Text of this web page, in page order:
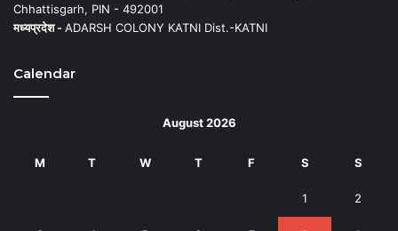
Chhattisgarh, PIN - 492001
मध्यप्रदेश -ADARSH COLONY KATNI Dist.-KATNI
Calendar
August 2026
M T W T F S S
1 2